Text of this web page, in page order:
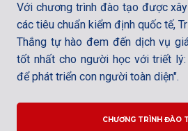
Với chương trình đào tạo được
các tiêu chuẩn kiểm định quốc tế,
Thắng tự hào đem đến dịch vụ
tốt nhất cho người học với triết
để phát triển con người toàn diện".
CHƯƠNG TRÌNH ĐÀO